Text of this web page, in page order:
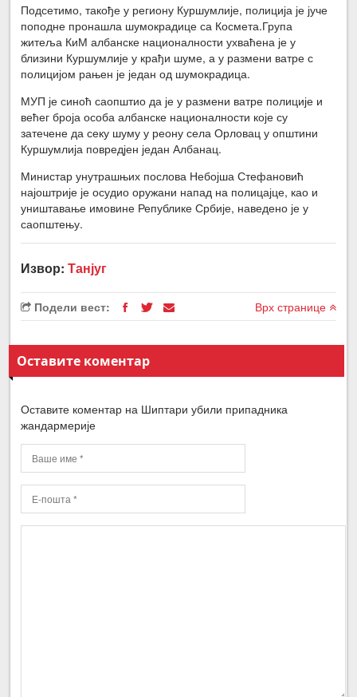
Подсетимо, такође у региону Куршумлије, полиција је јуче
поподне пронашла шумокрадице са Космета.Група
житеља КиМ албанске националности ухваћена је у
близини Куршумлије у крађи шуме, а у размени ватре с
полицијом рањен је један од шумокрадица.
МУП је синоћ саопштио да је у размени ватре полиције и
већег броја особа албанске националности које су
затечене да секу шуму у реону села Орловац у општини
Куршумлија повредјен један Албанац.
Министар унутрашњих послова Небојша Стефановић
најоштрије је осудио оружани напад на полицајце, као и
уништавање имовине Републике Србије, наведено је у
саопштењу.
Извор:Танјуг
Подели вест: Врх странице
Оставите коментар
Оставите коментар на Шиптари убили припадника
жандармерије